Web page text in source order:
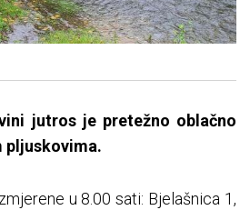
jutros je pretežno oblačno
pljuskovima.
u 8.00 sati: Bjelašnica 1,